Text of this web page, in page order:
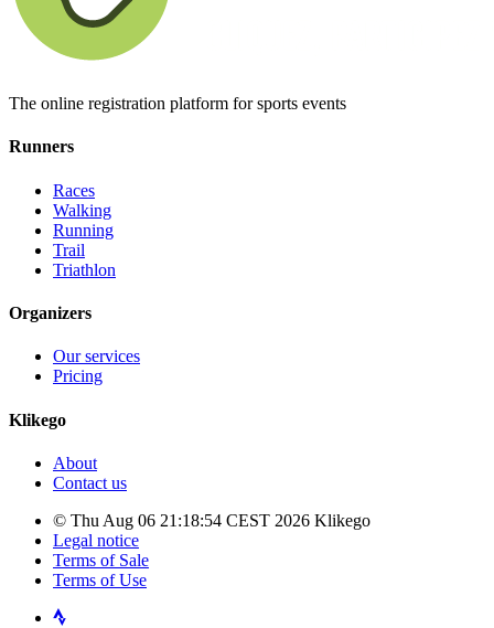
The online registration platform for sports events
Runners
Races
Walking
Running
Trail
Triathlon
Organizers
Our services
Pricing
Klikego
About
Contact us
© Thu Aug 06 21:18:54 CEST 2026 Klikego
Legal notice
Terms of Sale
Terms of Use
Strava